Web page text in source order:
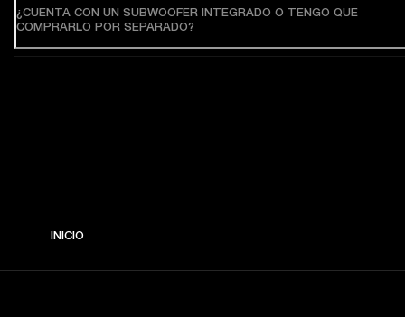
¿CUENTA CON UN SUBWOOFER INTEGRADO O TENGO QUE
COMPRARLO POR SEPARADO?
INICIO